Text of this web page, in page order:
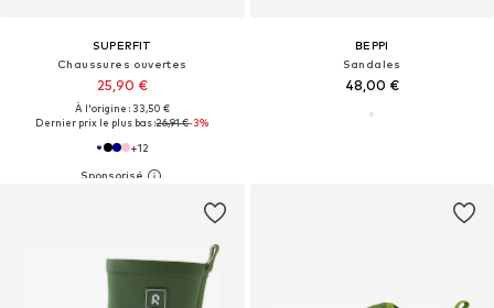
SUPERFIT
Chaussures ouvertes
25,90 €
À l'origine : 33,50 €
Dernier prix le plus bas :26,91 €-3%
+12
BEPPI
Sandales
48,00 €